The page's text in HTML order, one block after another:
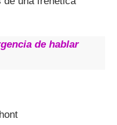
de hablar